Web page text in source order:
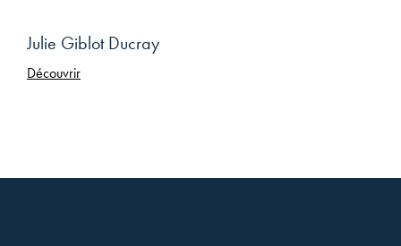
Julie Giblot Ducray
Découvrir